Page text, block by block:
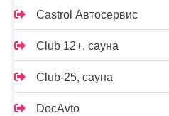
Castrol Автосервис
Club 12+, сауна
Club-25, сауна
DocAvto